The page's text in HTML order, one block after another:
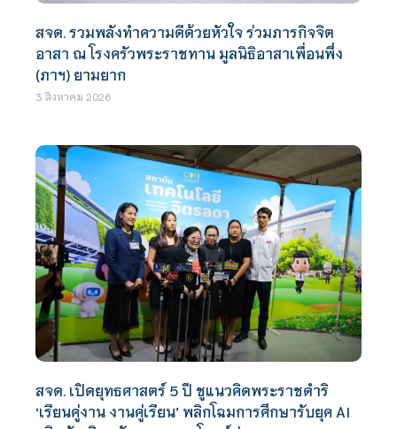
สจด. รวมพลังทำความดีด้วยหัวใจ ร่วมภารกิจจิต
อาสา ณ โรงครัวพระราชทาน มูลนิธิอาสาเพื่อนพึ่ง
(ภาฯ) ยามยาก
3 สิงหาคม 2026
สจด. เปิดยุทธศาสตร์ 5 ปี ชูแนวคิดพระราชดำริ
‘เรียนคู่งาน งานคู่เรียน’ พลิกโฉมการศึกษารับยุค AI